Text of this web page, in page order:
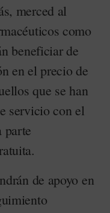
merced al
como
beneficiar de
en el precio de
que se han
servicio con el
parte
de apoyo en